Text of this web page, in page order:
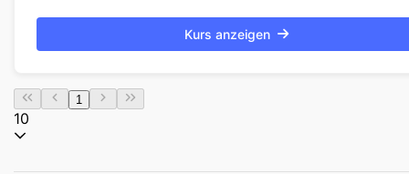
Kurs anzeigen
1
10